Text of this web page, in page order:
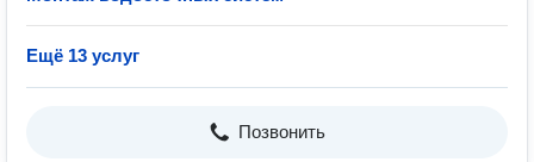
Ещё 13 услуг
Позвонить